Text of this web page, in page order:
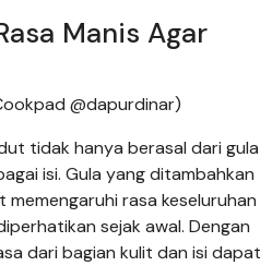
Manis Agar
@dapurdinar)
tidak hanya berasal dari gula
isi. Gula yang ditambahkan
rasa keseluruhan
sejak awal. Dengan
dari bagian kulit dan isi dapat